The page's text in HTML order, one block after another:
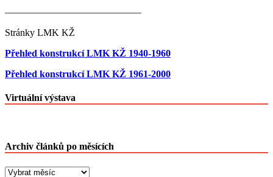
——————————————
Stránky LMK KŽ
Přehled konstrukcí LMK KŽ 1940-1960
Přehled konstrukcí LMK KŽ 1961-2000
Virtuální výstava
Archiv článků po měsících
Archiv